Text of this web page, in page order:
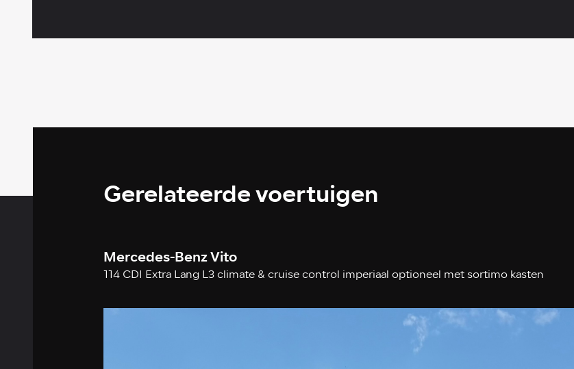
Gerelateerde voertuigen
Mercedes-Benz Vito
114 CDI Extra Lang L3 climate & cruise control imperiaal optioneel met sortimo kasten